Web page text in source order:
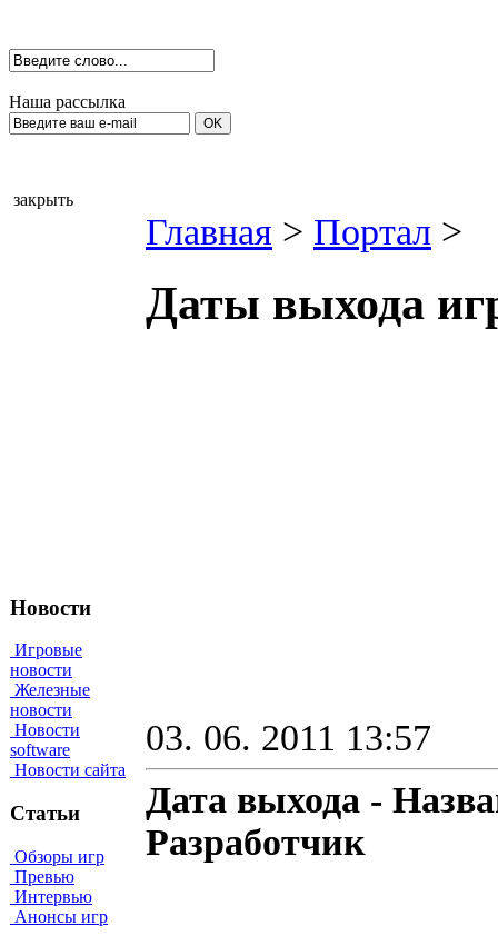
Наша рассылка
закрыть
Новости
Игровые
новости
Железные
новости
Новости
software
Новости сайта
Статьи
Обзоры игр
Превью
Интервью
Анонсы игр
Главная > Портал >
Даты выхода
03. 06. 2011 13:57
Дата выхода -
Разработчик